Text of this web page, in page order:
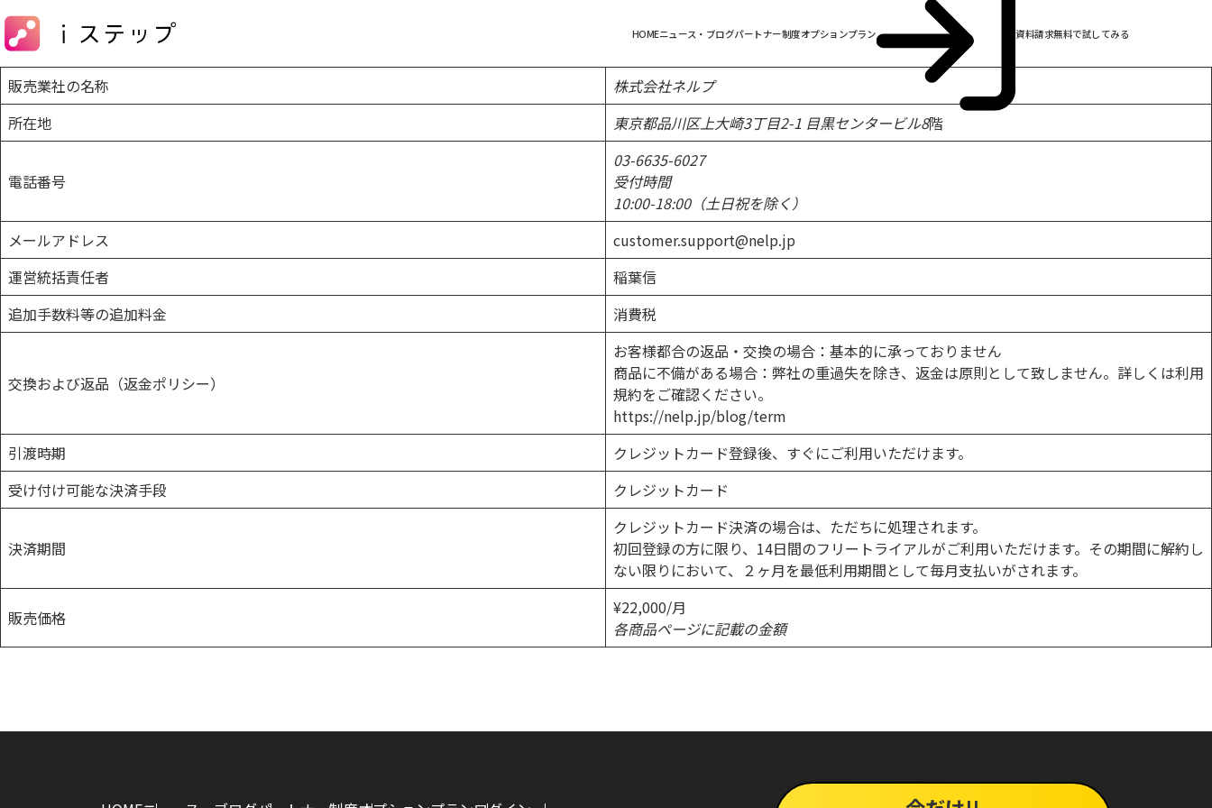
HOMEニュース・ブログパートナー制度オプションプラン 資料請求無料で試してみる
販売業社の名称
株式会社ネルプ
所在地
東京都品川区上大崎3丁目2-1 目黒センタービル8階
電話番号
03-6635-6027
受付時間
10:00-18:00（土日祝を除く）
メールアドレス
customer.support@nelp.jp
運営統括責任者
稲葉信
追加手数料等の追加料金
消費税
交換および返品（返金ポリシー）
お客様都合の返品・交換の場合：基本的に承っておりません
商品に不備がある場合：弊社の重過失を除き、返金は原則として致しません。詳しくは利用
規約をご確認ください。
https://nelp.jp/blog/term
引渡時期
クレジットカード登録後、すぐにご利用いただけます。
受け付け可能な決済手段
クレジットカード
決済期間
クレジットカード決済の場合は、ただちに処理されます。
初回登録の方に限り、14日間のフリートライアルがご利用いただけます。その期間に解約し
ない限りにおいて、２ヶ月を最低利用期間として毎月支払いがされます。
販売価格
¥22,000/月
各商品ページに記載の金額